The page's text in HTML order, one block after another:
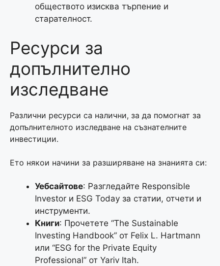
обществото изисква търпение и
старателност.
Ресурси за
допълнително
изследване
Различни ресурси са налични, за да помогнат за
допълнителното изследване на съзнателните
инвестиции.
Ето някои начини за разширяване на знанията си:
Уебсайтове: Разгледайте Responsible
Investor и ESG Today за статии, отчети и
инструменти.
Книги: Прочетете “The Sustainable
Investing Handbook” от Felix L. Hartmann
или “ESG for the Private Equity
Professional” от Yariv Itah.